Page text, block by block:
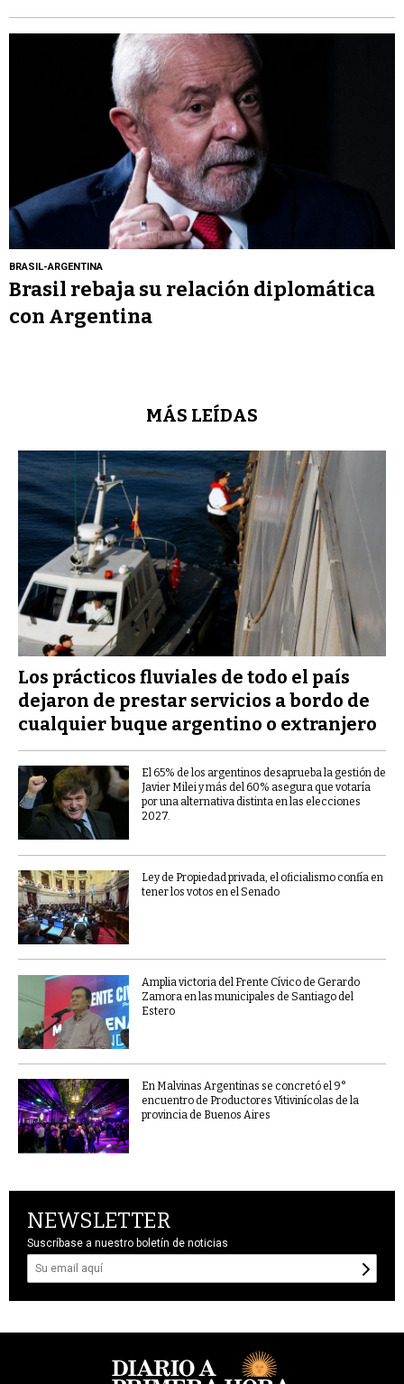
BRASIL-ARGENTINA
Brasil rebaja su relación diplomática
con Argentina
MÁS LEÍDAS
Los prácticos fluviales de todo el país
dejaron de prestar servicios a bordo de
cualquier buque argentino o extranjero
El 65% de los argentinos desaprueba la gestión de
Javier Milei y más del 60% asegura que votaría
por una alternativa distinta en las elecciones
2027.
Ley de Propiedad privada, el oficialismo confía en
tener los votos en el Senado
Amplia victoria del Frente Cívico de Gerardo
Zamora en las municipales de Santiago del
Estero
En Malvinas Argentinas se concretó el 9°
encuentro de Productores Vitivinícolas de la
provincia de Buenos Aires
NEWSLETTER
Suscríbase a nuestro boletín de noticias